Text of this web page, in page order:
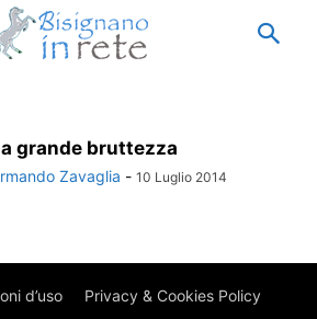
grande bruttezza
Zavaglia - 10 Luglio 2014
d’uso Privacy & Cookies Policy